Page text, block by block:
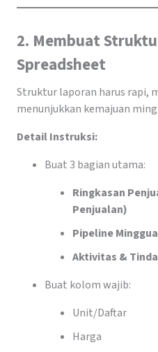
2. Membuat
Spreadsheet
Struktur laporan harus rapi,
menunjukkan kemajuan
Detail Instruksi:
Buat 3 bagian utama:
Ringkasan
Penjualan)
Pipeline
Aktivitas &
Buat kolom wajib:
Unit/Daftar
Harga